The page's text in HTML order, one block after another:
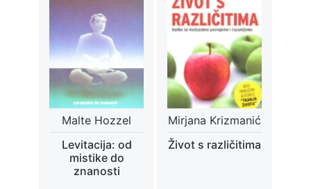
Malte Hozzel
Levitacija: od
mistike do
znanosti
Mirjana Krizmanić
Život s različitima